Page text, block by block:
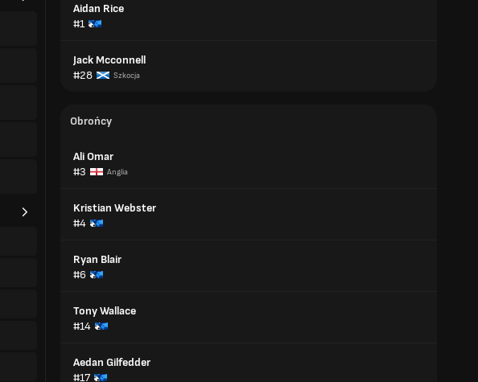
Aidan Rice
#1
Jack Mcconnell
#28
Szkocja
Obrońcy
Ali Omar
#3
Anglia
Kristian Webster
#4
Ryan Blair
#6
Tony Wallace
#14
Aedan Gilfedder
#17